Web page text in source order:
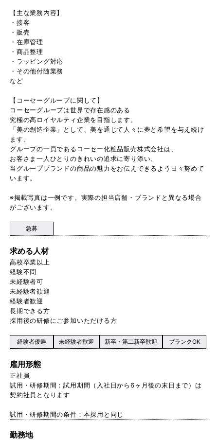
【主な業務内容】
・接客
・販売
・在庫管理
・商品整理
・ラッピング対応
・その他付随業務
など
【コーセーグループに関して】
コーセーグループは世界で存在感のある
究極の高ロイヤルティ企業を目指します。
「美の創造企業」として、美を通じて人々に夢と希望を与え続け
ます。
グループの一員であるコーセー化粧品販売株式会社は、
お客さま一人ひとりのきれいの追求に寄り添い、
当グループブランドの商品の魅力をお伝えできるよう日々努めて
います。
※掲載写真は一例です。実際の担当店舗・ブランドと異なる場合
がございます。
急募
求める人材
高校卒業以上
経験不問
未経験者可
未経験者歓迎
経験者歓迎
長期できる方
採用後の研修にご参加いただける方
経験者優遇 未経験者歓迎 新卒・第二新卒歓迎 ブランクOK
雇用形態
正社員
試用・研修期間：試用期間（入社日から6ヶ月後の末日まで）は
契約社員となります
試用・研修期間の条件：本採用と同じ
勤務地